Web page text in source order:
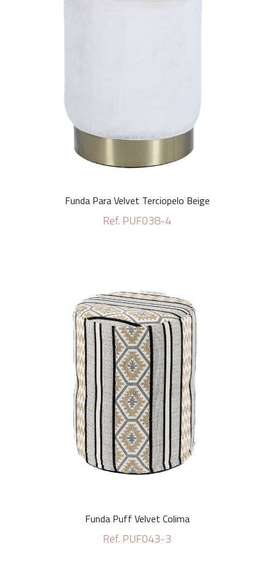
Funda Para Velvet Terciopelo Beige
Ref. PUF038-4
Funda Puff Velvet Colima
Ref. PUF043-3